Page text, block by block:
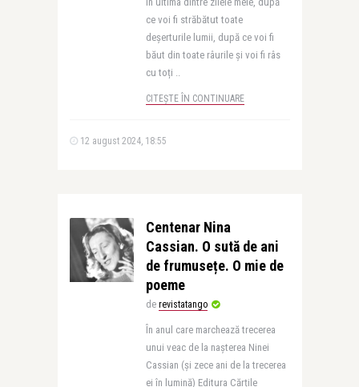
ce voi fi străbătut toate
deșerturile lumii, după ce voi fi
băut din toate râurile și voi fi râs
cu toți ..
CITEȘTE ÎN CONTINUARE
12 august 2024, 18:55
Centenar Nina
Cassian. O sută de ani
de frumusețe. O mie de
poeme
de revistatango
În anul care marchează trecerea
unui veac de la nașterea Ninei
Cassian (și zece ani de la trecerea
ei în lumină) Editura Cărțile